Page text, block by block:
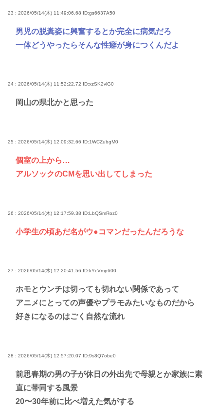
23 : 2026/05/14(木) 11:49:06.68 ID:gs6637A50
男児の脱糞姿に興奮するとか完全に病気だろ
一体どうやったらそんな性癖が身につくんだよ
24 : 2026/05/14(木) 11:52:22.72 ID:xzSK2vlG0
岡山の県北かと思った
25 : 2026/05/14(木) 12:09:32.66 ID:1WCZubgM0
個室の上から…
アルソックのCMを思い出してしまった
26 : 2026/05/14(木) 12:17:59.38 ID:LbQSmRoz0
小学生の頃あだ名がウ●コマンだったんだろうな
27 : 2026/05/14(木) 12:20:41.56 ID:kYcVmp600
ホモとウンチは切っても切れない関係であって
アニメにとっての声優やプラモみたいなものだから
好きになるのはごく自然な流れ
28 : 2026/05/14(木) 12:57:20.07 ID:9s8Q7obe0
前思春期の男の子が休日の外出先で母親とか家族に素
直に帯同する風景
20〜30年前に比べ増えた気がする